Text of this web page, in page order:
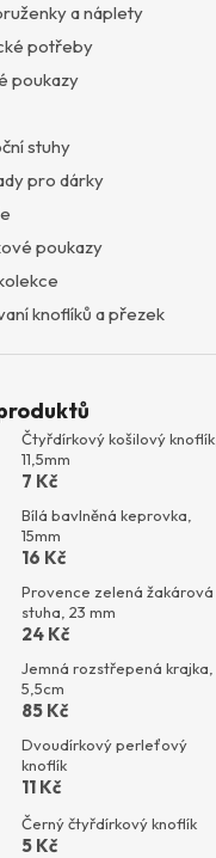
a náplety
potřeby
poukazy
stuhy
pro dárky
poukazy
knoflíků a přezek
Čtyřdírkový košilový knoflík,
11,5mm
7 Kč
Bílá bavlněná keprovka,
15mm
16 Kč
Provence zelená žakárová
stuha, 23 mm
24 Kč
Jemná rozstřepená krajka,
5,5cm
85 Kč
Dvoudírkový perleťový
knoflík
11 Kč
Černý čtyřdírkový knoflík
5 Kč